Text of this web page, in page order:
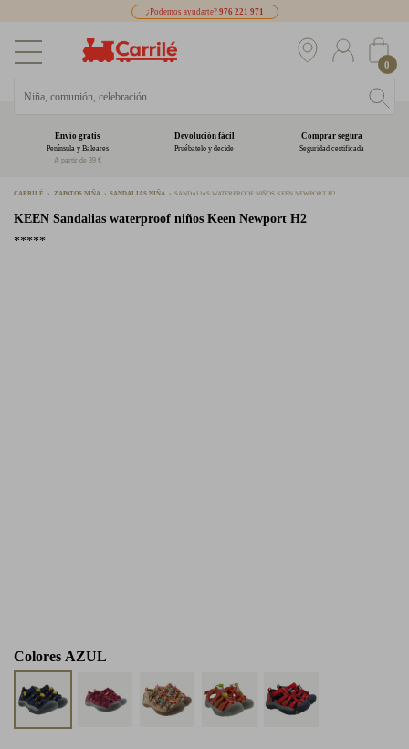
¿Podemos ayudarte? 976 221 971
0
Envío gratis
Península y Baleares
A partir de 39 €
Devolución fácil
Pruébatelo y decide
Comprar segura
Seguridad certificada
CARRILÉ ZAPATOS NIÑA SANDALIAS NIÑA SANDALIAS WATERPROOF NIÑOS KEEN NEWPORT H2
KEEN Sandalias waterproof niños Keen Newport H2
*****
Colores AZUL